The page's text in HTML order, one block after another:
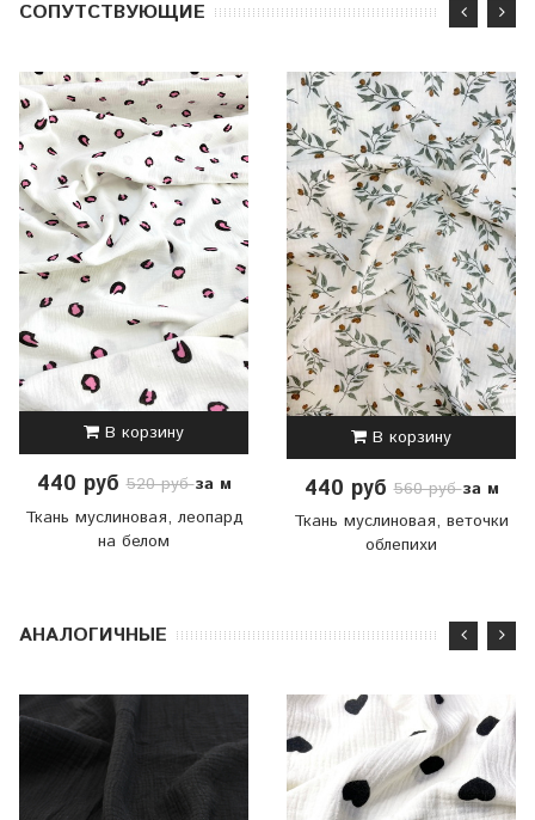
CОПУТСТВУЮЩИЕ
В корзину
440 руб520 рубза м
Ткань муслиновая, леопард
на белом
В корзину
440 руб560 рубза м
Ткань муслиновая, веточки
облепихи
АНАЛОГИЧНЫЕ